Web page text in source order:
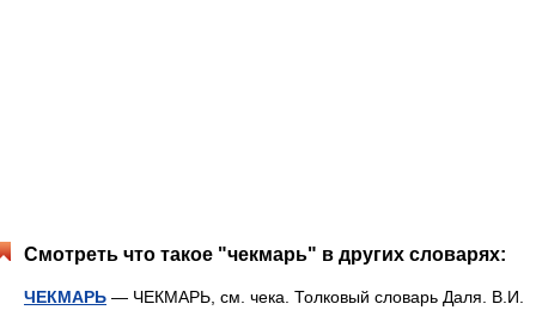
Смотреть что такое "чекмарь" в других словарях:
ЧЕКМАРЬ — ЧЕКМАРЬ, см. чека. Толковый словарь Даля. В.И.